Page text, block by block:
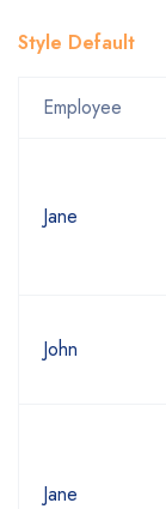
Style Default
Employee
Jane
John
Jane